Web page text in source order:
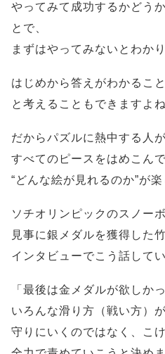
やってみて成功するかどう
とで、
まずはやってみないとわか
はじめから答えがわかるこ
と考えることもできますよね
だからパズルに熱中する人が
すべてのピースをはめこん
“どんな絵が見れるのか”が楽
ソチオリンピックのスノー
見事に銀メダルを獲得した
インタビューでこう話してい
「最後は金メダルが欲しか
いろんな滑り方（戦い方）
守りにいくのではなく、こ